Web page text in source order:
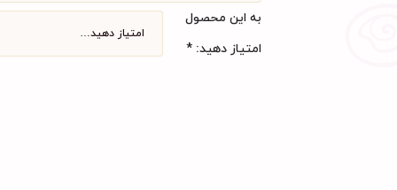
به این محصول
امتیاز دهید: *